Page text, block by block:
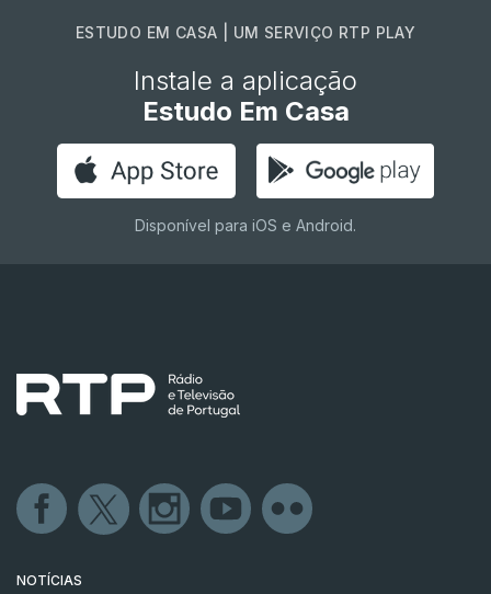
ESTUDO EM CASA | UM SERVIÇO RTP PLAY
Instale a aplicação
Estudo Em Casa
Disponível para iOS e Android.
NOTÍCIAS